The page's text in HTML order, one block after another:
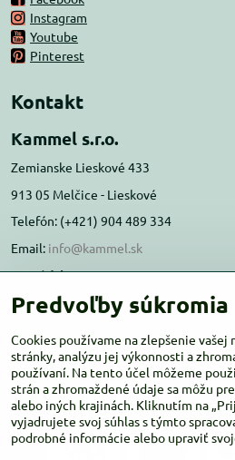
Instagram
Youtube
Pinterest
Kontakt
Kammel s.r.o.
Zemianske Lieskové 433
913 05 Melčice - Lieskové
Telefón: (+421) 904 489 334
Email: info@kammel.sk
Prevádzka:
Administratívna budova PD Melčice
Otváracie hodiny:PO-ŠT 8:00 - 16:00
PIA-NE Zatvorené
Predvoľby súkromia
Cookies používame na zlepšenie
stránky, analýzu jej výkonnosti a
používaní. Na tento účel môžeme
strán a zhromaždené údaje sa môžu
alebo iných krajinách. Kliknutím na
vyjadrujete svoj súhlas s týmto
podrobné informácie alebo upraviť